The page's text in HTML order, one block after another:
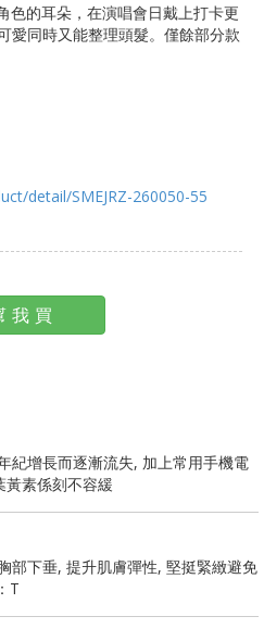
的耳朵，在演唱會日戴上打卡更
愛同時又能整理頭髮。僅餘部分款
detail/SMEJRZ-260050-55
我買
紀增長而逐漸流失, 加上常用手機電
黃素係刻不容緩
部下垂, 提升肌膚彈性, 堅挺緊緻避免
T